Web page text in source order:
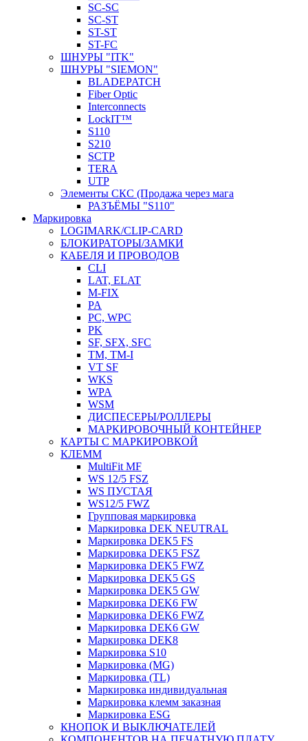
SC-SC
SC-ST
ST-ST
ST-FC
ШНУРЫ "ITK"
ШНУРЫ "SIEMON"
BLADEPATCH
Fiber Optic
Interconnects
LockIT™
S110
S210
SCTP
TERA
UTP
Элементы СКС (Продажа через мага
РАЗЪЁМЫ "S110"
Маркировка
LOGIMARK/CLIP-CARD
БЛОКИРАТОРЫ/ЗАМКИ
КАБЕЛЯ И ПРОВОДОВ
CLI
LAT, ELAT
M-FIX
PA
PC, WРС
PK
SF, SFX, SFC
TM, TM-I
VT SF
WKS
WPA
WSM
ДИСПЕСЕРЫ/РОЛЛЕРЫ
МАРКИРОВОЧНЫЙ КОНТЕЙНЕР
КАРТЫ С МАРКИРОВКОЙ
КЛЕММ
MultiFit MF
WS 12/5 FSZ
WS ПУСТАЯ
WS12/5 FWZ
Групповая маркировка
Маркировка DEK NEUTRAL
Маркировка DEK5 FS
Маркировка DEK5 FSZ
Маркировка DEK5 FWZ
Маркировка DEK5 GS
Маркировка DEK5 GW
Маркировка DEK6 FW
Маркировка DEK6 FWZ
Маркировка DEK6 GW
Маркировка DEK8
Маркировка S10
Маркировка (MG)
Маркировка (TL)
Маркировка индивидуальная
Маркировка клемм заказная
Маркировка ESG
КНОПОК И ВЫКЛЮЧАТЕЛЕЙ